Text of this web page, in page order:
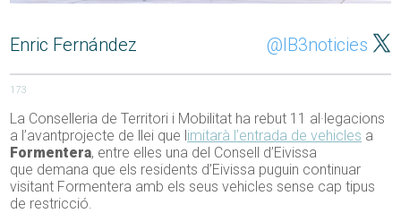
Enric Fernández @IB3noticies
173
La Conselleria de Territori i Mobilitat ha rebut 11 al·legacions
a l’avantprojecte de llei que limitarà l’entrada de vehicles a
Formentera, entre elles una del Consell d’Eivissa
que demana que els residents d’Eivissa puguin continuar
visitant Formentera amb els seus vehicles sense cap tipus
de restricció.